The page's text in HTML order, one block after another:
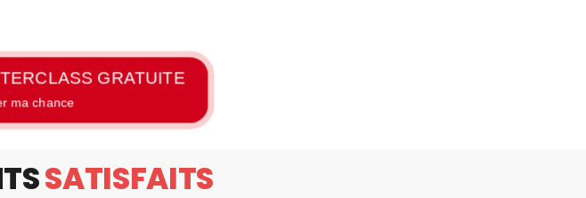
GRATUITE
ma chance
SATISFAITS